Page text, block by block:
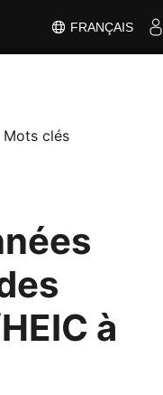
FRANÇAIS
Mots clés
à